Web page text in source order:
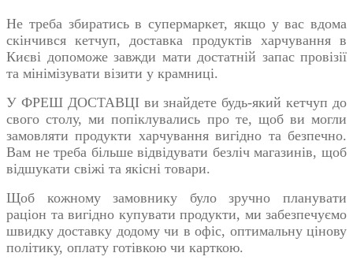
Не треба збиратись в супермаркет, якщо у вас вдома
скінчивсякетчуп, доставка продуктів харчування в
Києві допоможе завжди мати достатній запас провізії
та мінімізувати візити у крамниці.
У ФРЕШ ДОСТАВЦІ ви знайдете будь-який кетчуп до
свого столу, ми попіклувались про те, щоб ви могли
замовляти продукти харчування вигідно та безпечно.
Вам не треба більше відвідувати безліч магазинів, щоб
відшукати свіжі та якісні товари.
Щоб кожному замовнику було зручно планувати
раціон та вигідно купувати продукти, ми забезпечуємо
швидку доставку додому чи в офіс, оптимальну цінову
політику, оплату готівкою чи карткою.